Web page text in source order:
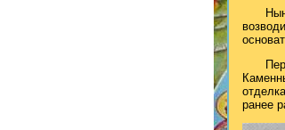
ранее